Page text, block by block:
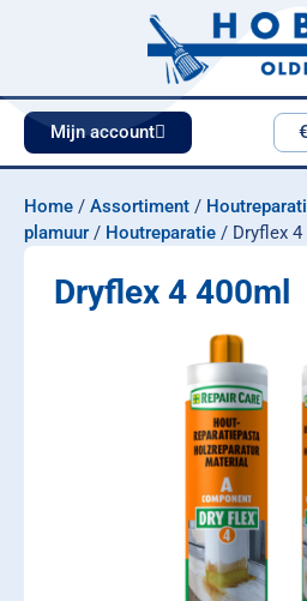
Mijn account €
Home / Assortiment /
plamuur / Houtreparatie / Dryflex 4
Dryflex 4 400ml